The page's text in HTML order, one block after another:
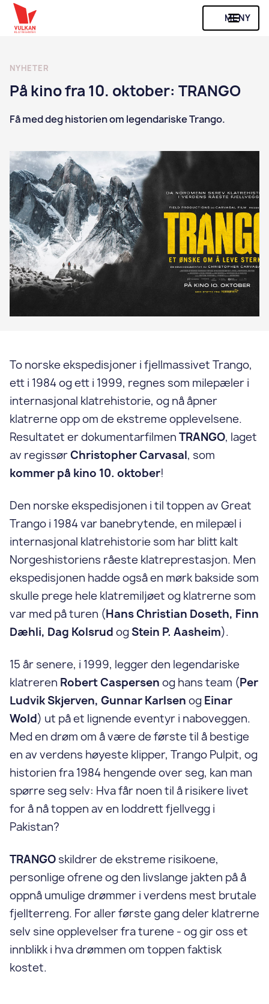
MENY
NYHETER
På kino fra 10. oktober: TRANGO
Få med deg historien om legendariske Trango.
To norske ekspedisjoner i fjellmassivet Trango,
ett i 1984 og ett i 1999, regnes som milepæler i
internasjonal klatrehistorie, og nå åpner
klatrerne opp om de ekstreme opplevelsene.
Resultatet er dokumentarfilmen TRANGO, laget
av regissørChristopher Carvasal, som
kommer på kino 10. oktober!
Den norske ekspedisjonen i til toppen av Great
Trango i 1984 var banebrytende, en milepæl i
internasjonal klatrehistorie som har blitt kalt
Norgeshistoriens råeste klatreprestasjon. Men
ekspedisjonen hadde også en mørk bakside som
skulle prege hele klatremiljøet og klatrerne som
var med på turen (Hans Christian Doseth, Finn
Dæhli, Dag Kolsrud og Stein P. Aasheim).
15 år senere, i 1999, legger den legendariske
klatreren Robert Caspersen og hans team (Per
Ludvik Skjerven, Gunnar Karlsen og Einar
Wold) ut på et lignende eventyr i naboveggen.
Med en drøm om å være de første til å bestige
en av verdens høyeste klipper, Trango Pulpit, og
historien fra 1984 hengende over seg, kan man
spørre seg selv: Hva får noen til å risikere livet
for å nå toppen av en loddrett fjellvegg i
Pakistan?
TRANGO skildrer de ekstreme risikoene,
personlige ofrene og den livslange jakten på å
oppnå umulige drømmer i verdens mest brutale
fjellterreng. For aller første gang deler klatrerne
selv sine opplevelser fra turene - og gir oss et
innblikk i hva drømmen om toppen faktisk
kostet.